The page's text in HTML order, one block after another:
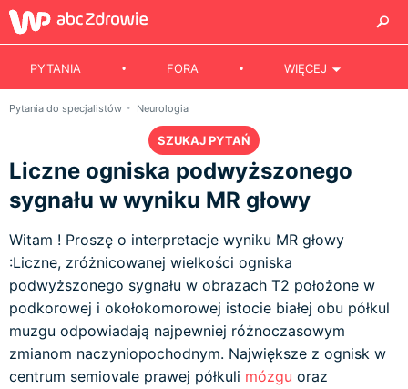
PYTANIA FORA WIĘCEJ
Pytania do specjalistów Neurologia
SZUKAJ PYTAŃ
Liczne ogniska podwyższonego
sygnału w wyniku MR głowy
Witam ! Proszę o interpretacje wyniku MR głowy
:Liczne, zróżnicowanej wielkości ogniska
podwyższonego sygnału w obrazach T2 położone w
podkorowej i okołokomorowej istocie białej obu półkul
muzgu odpowiadają najpewniej różnoczasowym
zmianom naczyniopochodnym. Największe z ognisk w
centrum semiovale prawej półkuli mózgu oraz